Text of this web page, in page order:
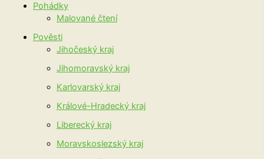
Pohádky
Malované čtení
Pověsti
Jihočeský kraj
Jihomoravský kraj
Karlovarský kraj
Králové-Hradecký kraj
Liberecký kraj
Moravskoslezský kraj